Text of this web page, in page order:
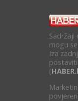
Sadržaji
mogu
Iza
(